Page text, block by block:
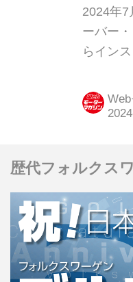
つの
ィア
設定
2024年7
ーバー
らイン
ローバ
コレクシ
歴代フォルクス